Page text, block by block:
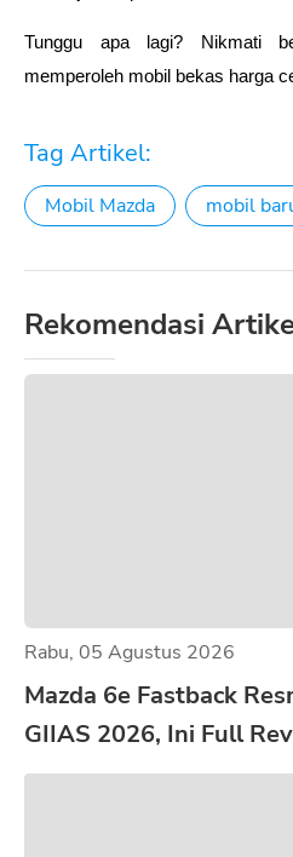
Tunggu apa lagi? Nikmati
memperoleh mobil bekas harga
Tag Artikel:
Mobil Mazda mobil
Rekomendasi
Rabu, 05 Agustus 2026
Mazda 6e Fastback
GIIAS 2026, Ini Full